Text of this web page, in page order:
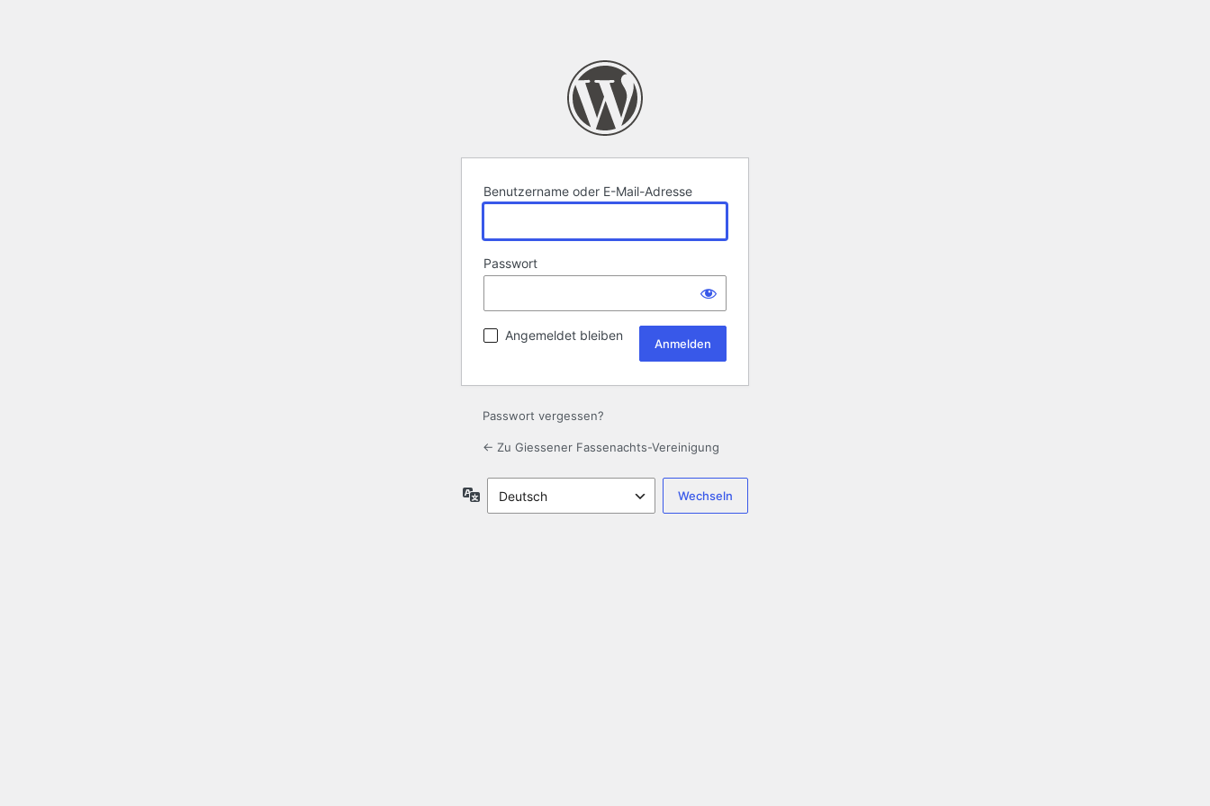
Benutzername oder E-Mail-Adresse
Passwort
Angemeldet bleiben
Passwort vergessen?
← Zu Giessener Fassenachts-Vereinigung
Sprache